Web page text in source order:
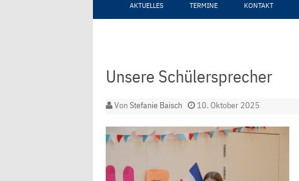
AKTUELLES TERMINE KONTAKT
Unsere Schülersprecher
VonStefanie Baisch 10. Oktober 2025